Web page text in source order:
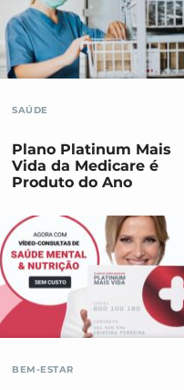
SAÚDE
Plano Platinum Mais
Vida da Medicare é
Produto do Ano
BEM-ESTAR